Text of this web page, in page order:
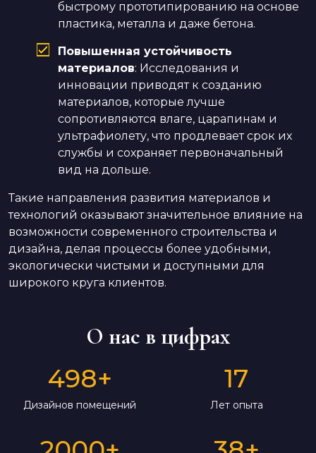
быстрому прототипированию на основе
пластика, металла и даже бетона.
Повышенная устойчивость
материалов: Исследования и
инновации приводят к созданию
материалов, которые лучше
сопротивляются влаге, царапинам и
ультрафиолету, что продлевает срок их
службы и сохраняет первоначальный
вид на дольше.
Такие направления развития материалов и
технологий оказывают значительное влияние на
возможности современного строительства и
дизайна, делая процессы более удобными,
экологически чистыми и доступными для
широкого круга клиентов.
О нас в цифрах
498+
Дизайнов помещений
17
Лет опыта